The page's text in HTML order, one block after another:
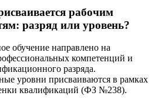
рабочим
разряд или уровень?
обучение направлено на
компетенций и
разряда.
уровни присваиваются в рамках
квалификаций (ФЗ №238).